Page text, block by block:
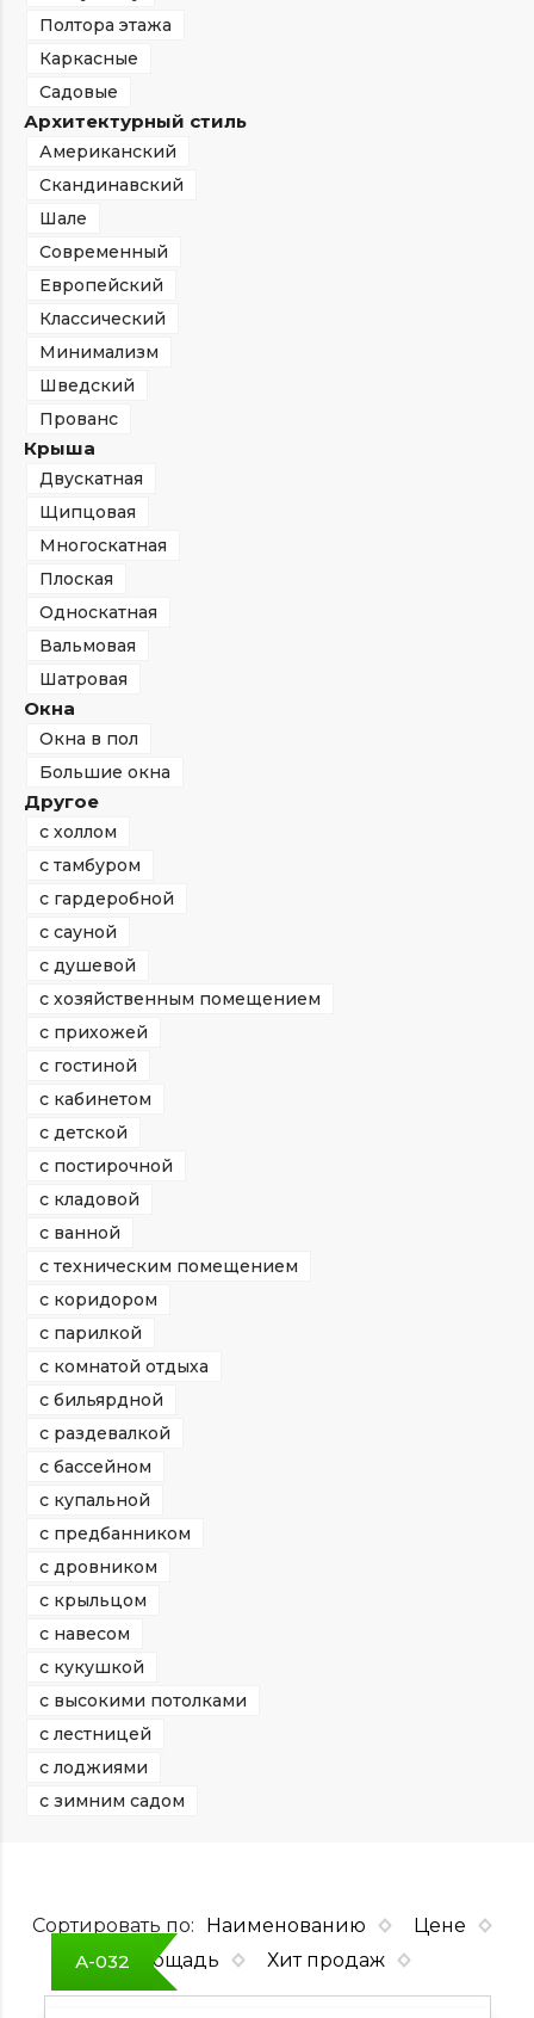
Полтора этажа
Каркасные
Садовые
Архитектурный стиль
Американский
Скандинавский
Шале
Современный
Европейский
Классический
Минимализм
Шведский
Прованс
Крыша
Двускатная
Щипцовая
Многоскатная
Плоская
Односкатная
Вальмовая
Шатровая
Окна
Окна в пол
Большие окна
Другое
с холлом
с тамбуром
с гардеробной
с сауной
с душевой
с хозяйственным помещением
с прихожей
с гостиной
с кабинетом
с детской
с постирочной
с кладовой
с ванной
с техническим помещением
с коридором
с парилкой
с комнатой отдыха
с бильярдной
с раздевалкой
с бассейном
с купальной
с предбанником
с дровником
с крыльцом
с навесом
с кукушкой
с высокими потолками
с лестницей
с лоджиями
с зимним садом
Сортировать по: Наименованию
Цене
Площадь
Хит продаж
А-032